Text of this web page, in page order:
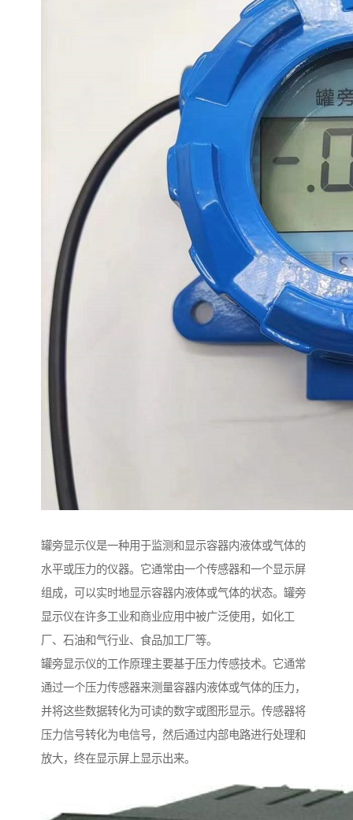
罐旁显示仪是一种用于监测和显示容器内液体或气体的
水平或压力的仪器。它通常由一个传感器和一个显示屏
组成，可以实时地显示容器内液体或气体的状态。罐旁
显示仪在许多工业和商业应用中被广泛使用，如化工
厂、石油和气行业、食品加工厂等。
罐旁显示仪的工作原理主要基于压力传感技术。它通常
通过一个压力传感器来测量容器内液体或气体的压力，
并将这些数据转化为可读的数字或图形显示。传感器将
压力信号转化为电信号，然后通过内部电路进行处理和
放大，终在显示屏上显示出来。